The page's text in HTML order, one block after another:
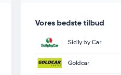
Vores bedste tilbud
Sicily by Car
Goldcar